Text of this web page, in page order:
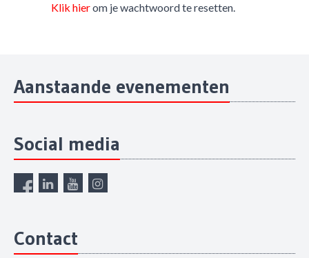
Klik hierom je wachtwoord te resetten.
Aanstaande evenementen
Social media
Contact